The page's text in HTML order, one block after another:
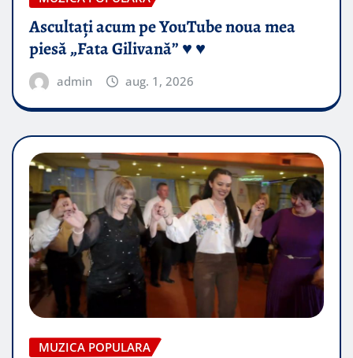
Ascultați acum pe YouTube noua mea
piesă „Fata Gilivană” ♥️ ♥️
admin aug. 1, 2026
MUZICA POPULARA